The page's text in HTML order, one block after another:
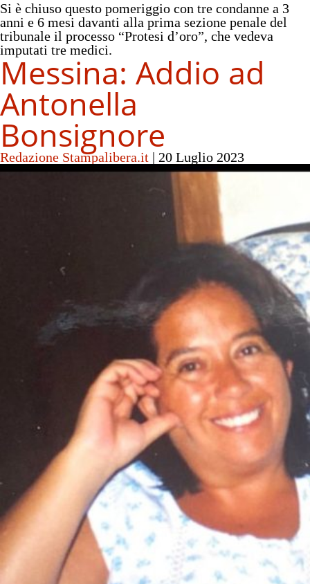
Si è chiuso questo pomeriggio con tre condanne a 3
anni e 6 mesi davanti alla prima sezione penale del
tribunale il processo “Protesi d’oro”, che vedeva
imputati tre medici.
Messina: Addio ad
Antonella
Bonsignore
Redazione Stampalibera.it | 20 Luglio 2023